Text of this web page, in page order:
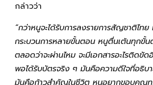
กล่าวว่า
“กว่าหนูจะได้รับการลงรายการสัญชาติไท
กระบวนการหลายขั้นตอน หนูตื่นเต้นทุกขั้
ตลอดว่าจะผ่านไหม จะมีเอกสารอะไรติดขั
พอได้รับบัตรจริง ๆ มันคือความดีใจที่อธิบา